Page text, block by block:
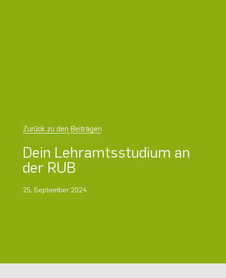
Zurück zu den Beiträgen
Dein Lehramtsstudium an
der RUB
25. September 2024